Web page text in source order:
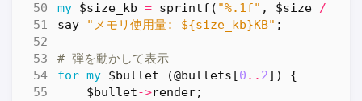
my $size_kb = sprintf ( "%.1f" , $size /
say
"メモリ使用量: ${size_kb}KB" ;
# 弾を動かして表示
for my $bullet (@bullets [0 .. 2])
{
$bullet->render;